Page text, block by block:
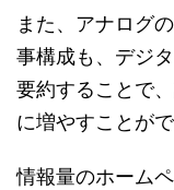
また、アナログ
事構成も、デジ
要約することで
に増やすことがで
情報量のホーム